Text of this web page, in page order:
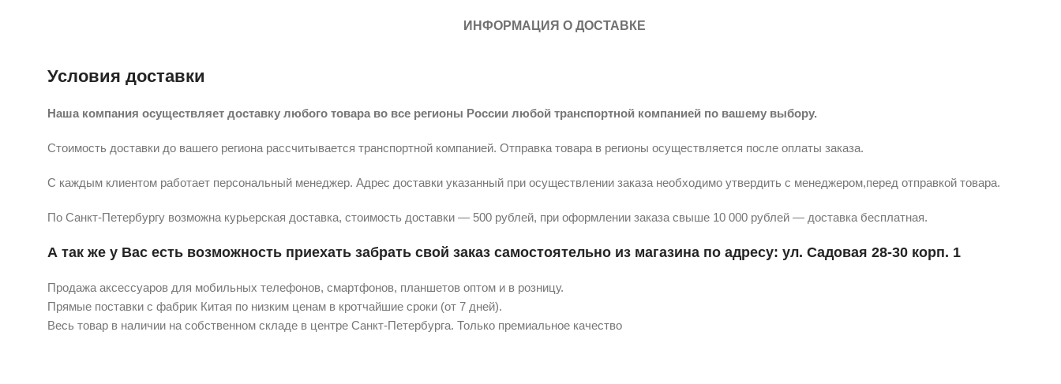
ИНФОРМАЦИЯ О ДОСТАВКЕ
Условия доставки
Наша компания осуществляет доставку любого товара во все регионы России любой транспортной компанией по вашему выбору.
Стоимость доставки до вашего региона рассчитывается транспортной компанией. Отправка товара в регионы осуществляется после оплаты заказа.
С каждым клиентом работает персональный менеджер. Адрес доставки указанный при осуществлении заказа необходимо утвердить с менеджером,перед отправкой товара.
По Санкт-Петербургу возможна курьерская доставка, стоимость доставки — 500 рублей, при оформлении заказа свыше 10 000 рублей — доставка бесплатная.
А так же у Вас есть возможность приехать забрать свой заказ самостоятельно из магазина по адресу: ул. Садовая 28-30 корп. 1
Продажа аксессуаров для мобильных телефонов, смартфонов, планшетов оптом и в розницу.
Прямые поставки с фабрик Китая по низким ценам в кротчайшие сроки (от 7 дней).
Весь товар в наличии на собственном складе в центре Санкт-Петербурга. Только премиальное качество